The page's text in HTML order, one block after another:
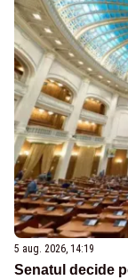
5 aug. 2026, 14:19
Senatul decide